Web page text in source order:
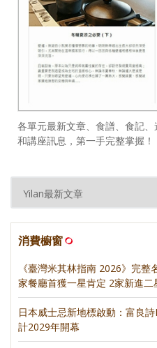
各單元最新文章、食譜、食記
和講座訊息，第一手完整掌握！
消費櫥窗
《臺灣米其林指南 2026》完
家餐廳首獲一星肯定 2家新進二
日本威士忌新地標啟動：富良
計2029年開幕